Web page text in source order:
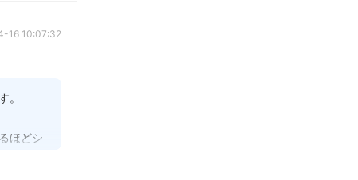
16 10:07:32
。
ほどシ
体が、
です。